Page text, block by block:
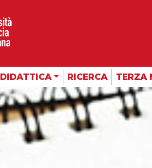
DIDATTICA RICERCA TERZA